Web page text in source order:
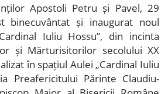
Apostoli Petru și Pavel, 29
binecuvântat și inaugurat noul
Iuliu Hossu”, din incinta
și Mărturisitorilor secolului XX
în spațiul Aulei „Cardinal Iuliu
Preafericitului Părinte Claudiu-